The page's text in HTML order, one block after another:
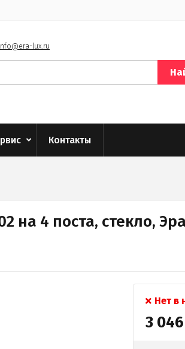
lux.ru
Контакты
на 4 поста, стекло, Эра
Нет в
3 046